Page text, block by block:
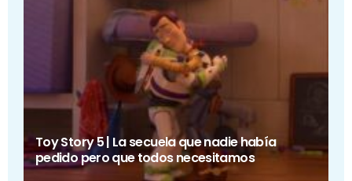
Toy Story 5 | La secuela que nadie había
pedido pero que todos necesitamos